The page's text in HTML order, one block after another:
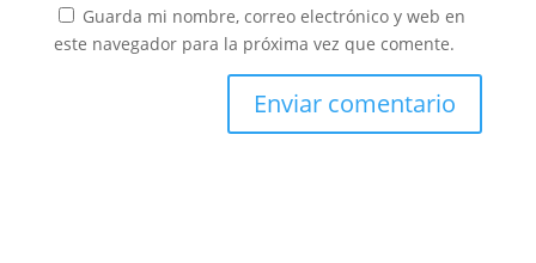
Guarda mi nombre, correo electrónico y web en
este navegador para la próxima vez que comente.